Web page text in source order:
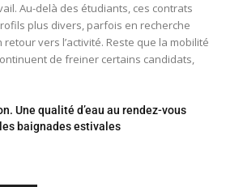
Au-delà des étudiants, ces contrats
plus divers, parfois en recherche
retour vers l’activité. Reste que la mobilité
de freiner certains candidats,
Une qualité d’eau au rendez-vous
baignades estivales